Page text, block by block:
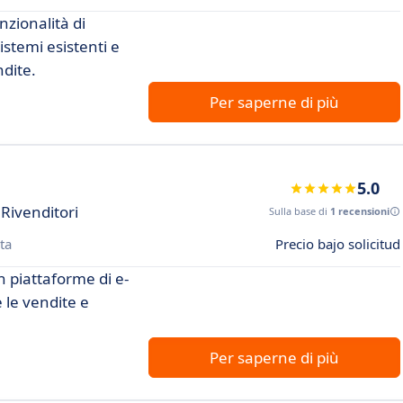
di
esistenti e
Per saperne di più
5.0
Sulla base di 1 recensioni
Precio bajo solicitud
piattaforme di e-
vendite e
Per saperne di più